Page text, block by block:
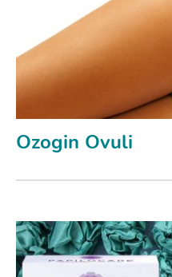
Ozogin Ovuli